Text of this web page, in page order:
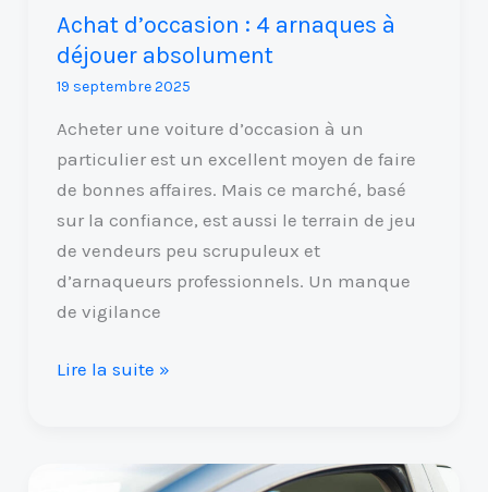
Achat d’occasion : 4 arnaques à
déjouer absolument
19 septembre 2025
Acheter une voiture d’occasion à un
particulier est un excellent moyen de faire
de bonnes affaires. Mais ce marché, basé
sur la confiance, est aussi le terrain de jeu
de vendeurs peu scrupuleux et
d’arnaqueurs professionnels. Un manque
de vigilance
Lire la suite »